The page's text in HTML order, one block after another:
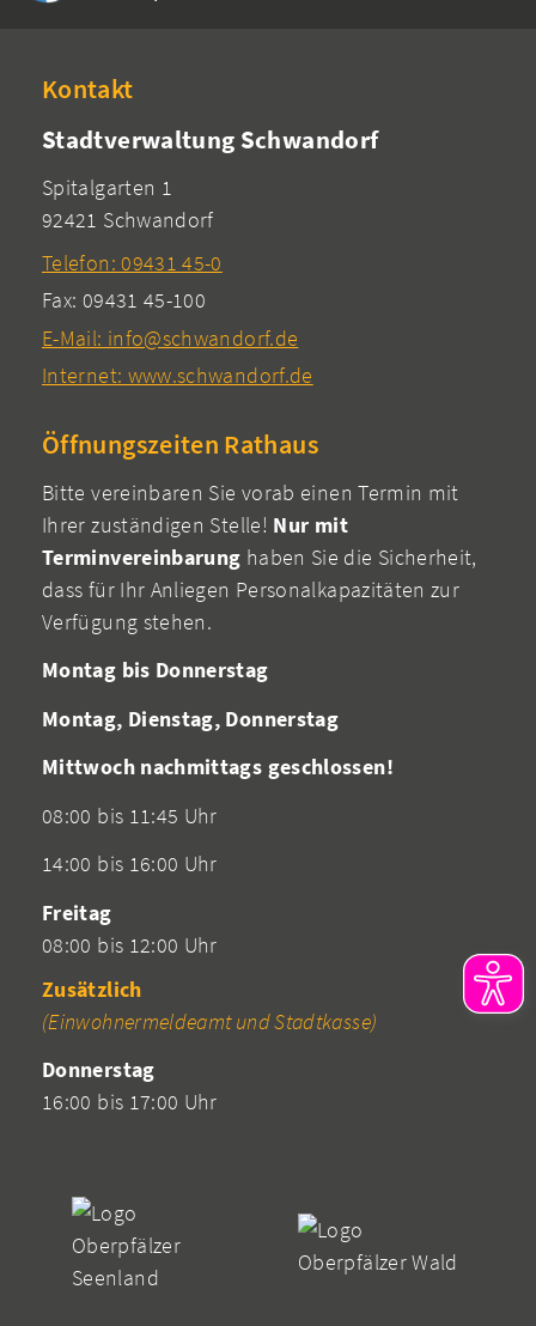
Kontakt
Stadtverwaltung Schwandorf
Spitalgarten 1
92421 Schwandorf
Telefon: 09431 45-0
Fax: 09431 45-100
E-Mail: info@schwandorf.de
Internet: www.schwandorf.de
Öffnungszeiten Rathaus
Bitte vereinbaren Sie vorab einen Termin mit
Ihrer zuständigen Stelle! Nur mit
Terminvereinbarung haben Sie die Sicherheit,
dass für Ihr Anliegen Personalkapazitäten zur
Verfügung stehen.
Montag bis Donnerstag
Montag, Dienstag, Donnerstag
Mittwoch nachmittags geschlossen!
08:00 bis 11:45 Uhr
14:00 bis 16:00 Uhr
Freitag
08:00 bis 12:00 Uhr
Zusätzlich
(Einwohnermeldeamt und Stadtkasse)
Donnerstag
16:00 bis 17:00 Uhr